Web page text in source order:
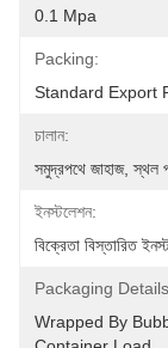
0.1 Mpa
Packing:
Standard Export
চালান:
সমুদ্রপথে জাহাজ, স্থল
ইনস্টলেশন:
বিক্রেতা বিস্তারিত
Packaging
Wrapped By